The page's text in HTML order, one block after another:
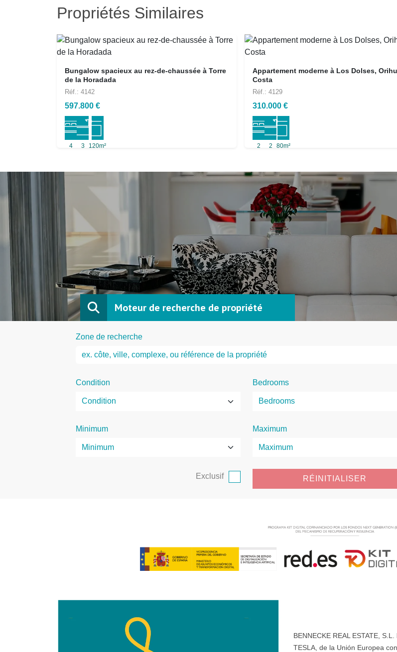
Propriétés Similaires
Bungalow spacieux au rez-de-chaussée à Torre
de la Horadada
Réf.: 4142
597.800 €
4 3 120m²
Appartement moderne à Los Dolses,
Costa
Réf.: 4129
310.000 €
2 2 80m²
Moteur de recherche de propriété
Zone de recherche
Condition Bedrooms
Minimum Maximum
Exclusif RÉINITIALISER
BENNECKE REAL ESTATE,
TESLA, de la Unión Europea